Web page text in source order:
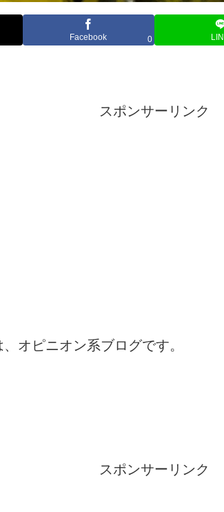
Facebook 0
スポンサーリンク
オピニオン系ブログです。
スポンサーリンク